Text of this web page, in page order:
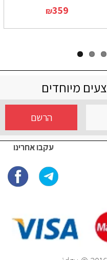
₪359
מיוחדים
הרשם
עקבו אחרינו